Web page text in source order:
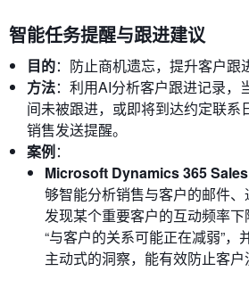
智能任务提醒与跟进建议
目的：防止商机遗忘，提升客户跟
方法：利用AI分析客户跟进记录，
间未被跟进，或即将到达约定联系
销售发送提醒。
案例：
Microsoft Dynamics 365
够智能分析销售与客户的邮件
发现某个重要客户的互动频率
“与客户的关系可能正在减弱”，
主动式的洞察，能有效防止客户